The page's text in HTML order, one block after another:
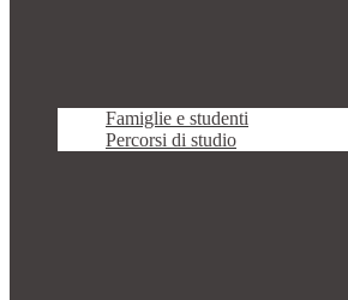
Famiglie e studenti
Percorsi di studio